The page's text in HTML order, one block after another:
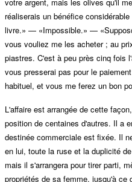
réaliserais un bénéfice
livre.» — «Impossible.» —
vous vouliez me les acheter ; au
piastres. C'est à peu près cinq fois
vous presserai pas pour le
habituel, et vous me ferez un bon
L'affaire est arrangée de cette
position de centaines d'autres. Il a
destinée commerciale est fixée. Il
en lui, toute la ruse et la duplicité
mais il s'arrangera pour tirer parti,
propriétés de sa femme, jusqu'à ce